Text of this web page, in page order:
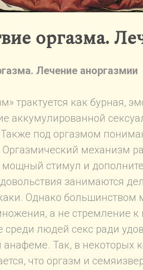
оргазма.
Лечение аноргазмии
трактуется как бурная,
аккумулированной
под оргазмом
Оргазмический механизм
стимул и
занимаются
Однако большинством
а не стремление
людей секс ради
Так, в некоторых
что оргазм и